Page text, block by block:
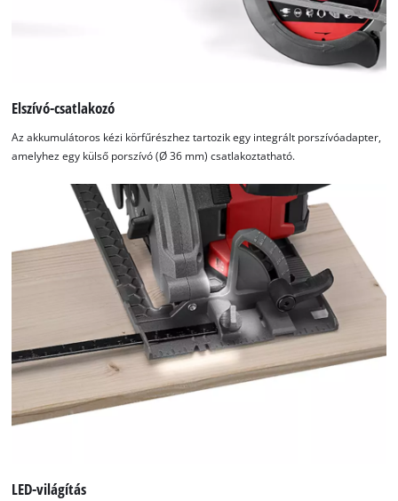
Elszívó-csatlakozó
Az akkumulátoros kézi körfűrészhez tartozik egy integrált porszívóadapter,
amelyhez egy külső porszívó (Ø 36 mm) csatlakoztatható.
LED-világítás